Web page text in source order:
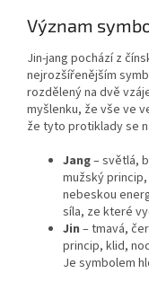
Význam
Jin-jang pochází z
nejrozšířenějším
rozdělený na dvě
myšlenku, že vše ve
že tyto protiklady se
Jang– světlá,
mužský
nebeskou
síla, ze které
Jin – tmavá,
princip, klid,
Je symbolem